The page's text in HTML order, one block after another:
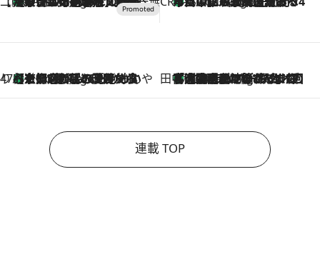
47都道府県の手みやげ ひんやりスイーツで夏を満喫
6 Hours Ago
【京都府】この夏絶対食べたい 冷やしておいしいおやつ3選 ひと口目から心を掴む新緑のテリーヌ 田中稲の勝手に再ブーム
11 Hours Ago
「湘南乃風に憧れて」観客大盛上がりの“タオル回し”に、ラッパー顔負けの高速歌唱まで…さだまさし（74）のアグレッシブすぎる現在地
連載 TOP